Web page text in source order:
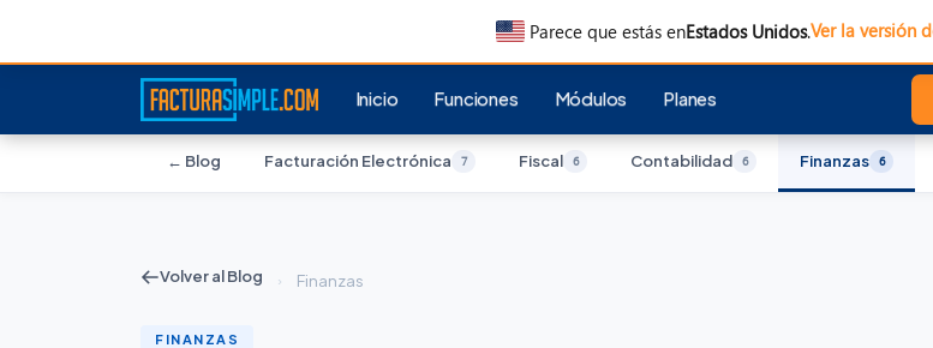
Parece que estás enEstados Unidos.Ver la versión
Inicio Funciones Módulos Planes
← Blog Facturación Electrónica 7 Fiscal 6 Contabilidad 6 Finanzas 6
Volver al Blog › Finanzas
FINANZAS